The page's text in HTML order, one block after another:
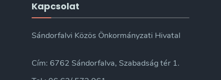
Kapcsolat
Sándorfalvi Közös Önkormányzati Hivatal
Cím: 6762 Sándorfalva, Szabadság tér 1.